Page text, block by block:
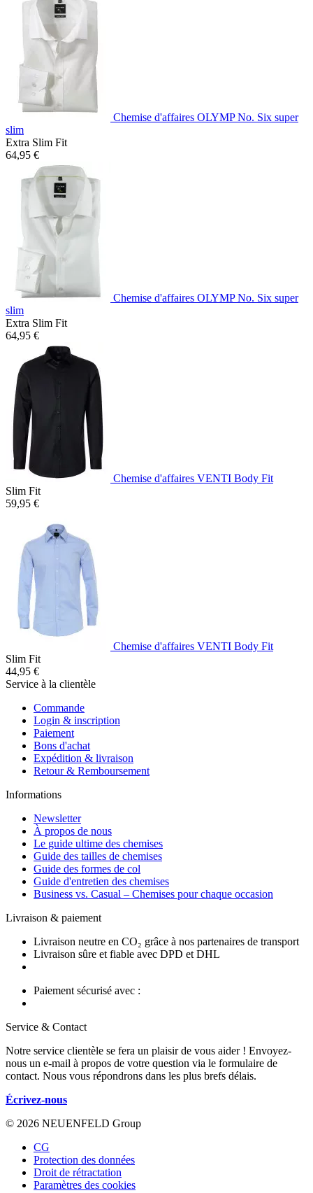
Chemise d'affaires OLYMP No. Six super
slim
Extra Slim Fit
64,95 €
Chemise d'affaires OLYMP No. Six super
slim
Extra Slim Fit
64,95 €
Chemise d'affaires VENTI Body Fit
Slim Fit
59,95 €
Chemise d'affaires VENTI Body Fit
Slim Fit
44,95 €
Service à la clientèle
Commande
Login & inscription
Paiement
Bons d'achat
Expédition & livraison
Retour & Remboursement
Informations
Newsletter
À propos de nous
Le guide ultime des chemises
Guide des tailles de chemises
Guide des formes de col
Guide d'entretien des chemises
Business vs. Casual – Chemises pour chaque occasion
Livraison & paiement
Livraison neutre en CO₂ grâce à nos partenaires de transport
Livraison sûre et fiable avec DPD et DHL
Paiement sécurisé avec :
Service & Contact
Notre service clientèle se fera un plaisir de vous aider ! Envoyez-
nous un e-mail à propos de votre question via le formulaire de
contact. Nous vous répondrons dans les plus brefs délais.
Écrivez-nous
© 2026 NEUENFELD Group
CG
Protection des données
Droit de rétractation
Paramètres des cookies